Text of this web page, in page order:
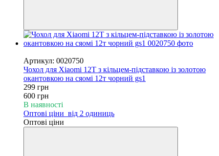
Артикул: 0020750
Чохол для Xiaomi 12T з кільцем-підставкою із золотою
окантовкою на сяомі 12т чорний gs1
299 грн
600 грн
В наявності
Оптові ціни від 2 одиниць
Оптові ціни